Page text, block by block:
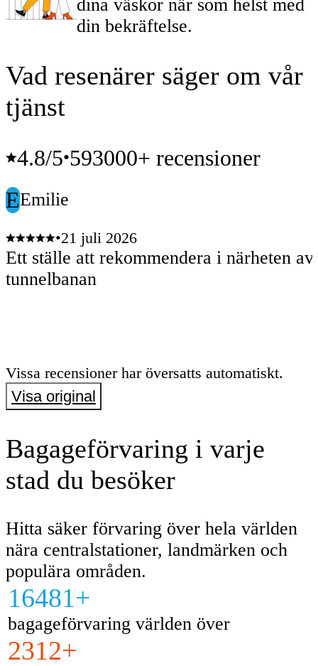
dina väskor när som helst med
din bekräftelse.
Vad resenärer säger om vår
tjänst
4.8/5•593000+ recensioner
EEmilie
•21 juli 2026
Ett ställe att rekommendera i närheten av
tunnelbanan
Vissa recensioner har översatts automatiskt.
Visa original
Bagageförvaring i varje
stad du besöker
Hitta säker förvaring över hela världen
nära centralstationer, landmärken och
populära områden.
16481+
bagageförvaring världen över
2312+